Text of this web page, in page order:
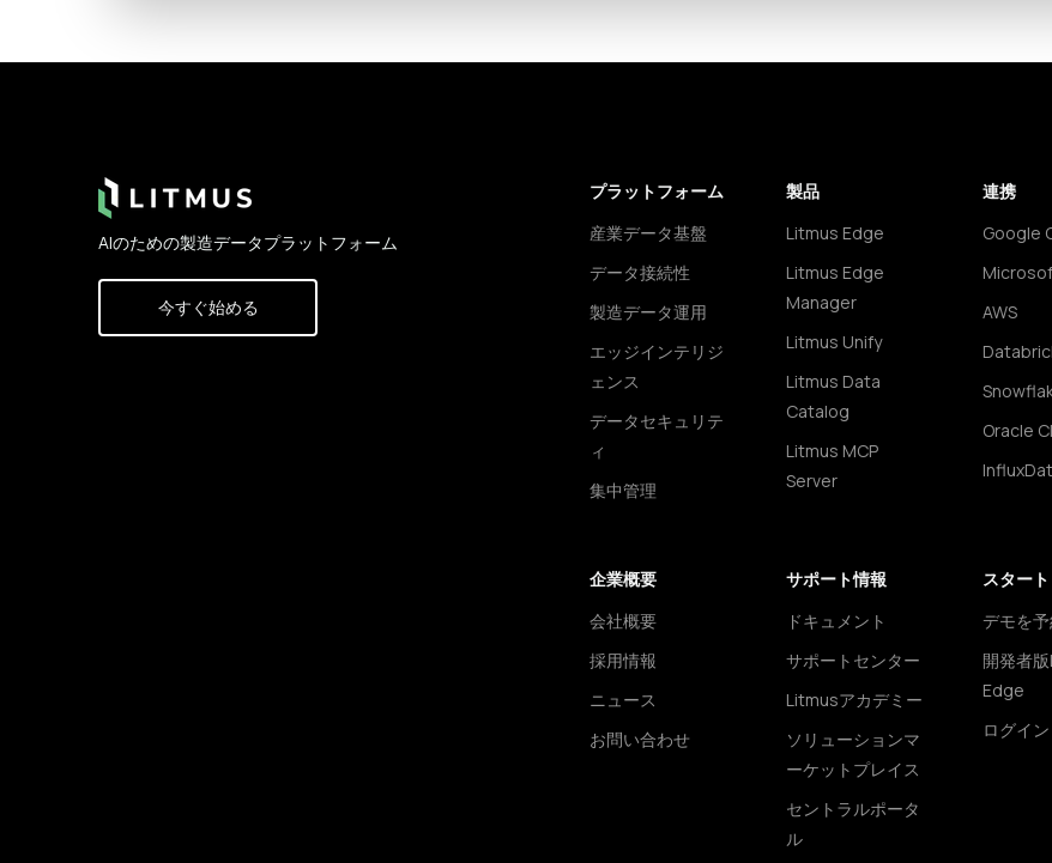
AIのための製造データプラットフォーム
今すぐ始める
プラットフォーム
産業データ基盤
データ接続性
製造データ運用
エッジインテリジ
ェンス
データセキュリテ
ィ
集中管理
製品
Litmus Edge
Litmus Edge
Manager
Litmus Unify
Litmus Data
Catalog
Litmus MCP
Server
連携
Google
AWS
Oracle
企業概要
会社概要
採用情報
ニュース
お問い合わせ
サポート情報
ドキュメント
サポートセンター
Litmusアカデミー
ソリューションマ
ーケットプレイス
セントラルポータ
ル
スタート
デモを
開発者
Edge
ログイン